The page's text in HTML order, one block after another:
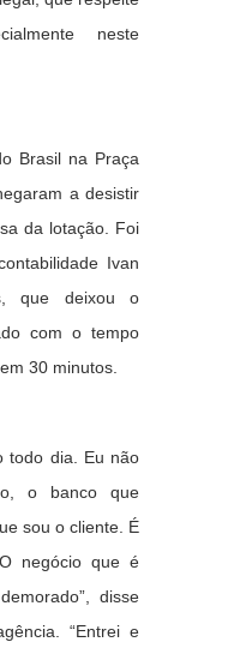
neste
Brasil na Praça
a desistir
da lotação. Foi
Ivan
que deixou o
com o tempo
30 minutos.
todo dia. Eu não
o banco que
sou o cliente. É
negócio que é
disse
“Entrei e